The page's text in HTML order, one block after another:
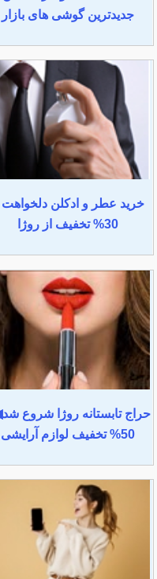
جدیدترین گوشی های بازار
خرید عطر و ادکلن دلخواهت
30% تخفیف از روژا
حراج تابستانه روژا شروع
50% تخفیف لوازم آرایشی